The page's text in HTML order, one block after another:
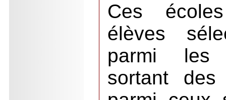
Ces
élèves
parmi les
sortant